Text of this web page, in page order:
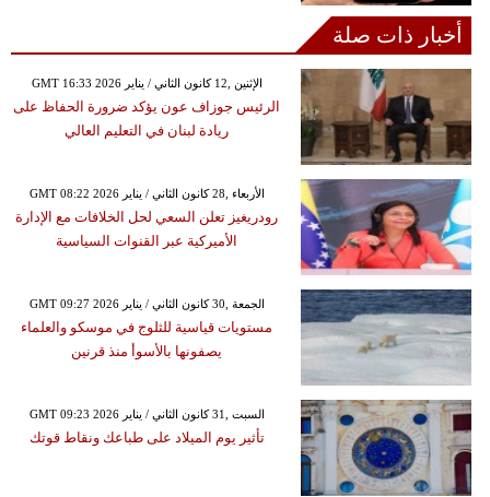
أخبار ذات صلة
GMT 16:33 2026 الإثنين ,12 كانون الثاني / يناير
الرئيس جوزاف عون يؤكد ضرورة الحفاظ على
ريادة لبنان في التعليم العالي
GMT 08:22 2026 الأربعاء ,28 كانون الثاني / يناير
رودريغيز تعلن السعي لحل الخلافات مع الإدارة
الأميركية عبر القنوات السياسية
GMT 09:27 2026 الجمعة ,30 كانون الثاني / يناير
مستويات قياسية للثلوج في موسكو والعلماء
يصفونها بالأسوأ منذ قرنين
GMT 09:23 2026 السبت ,31 كانون الثاني / يناير
تأثير يوم الميلاد على طباعك ونقاط قوتك